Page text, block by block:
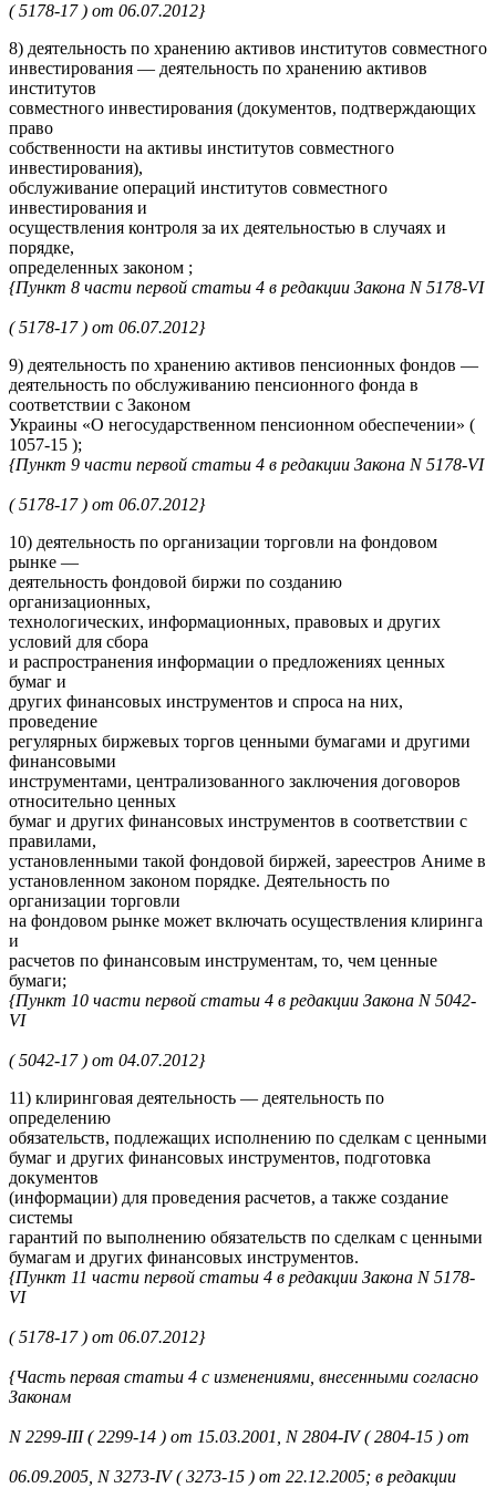
( 5178-17 ) от 06.07.2012}
8) деятельность по хранению активов институтов совместного
инвестирования — деятельность по хранению активов
институтов
совместного инвестирования (документов, подтверждающих
право
собственности на активы институтов совместного
инвестирования),
обслуживание операций институтов совместного
инвестирования и
осуществления контроля за их деятельностью в случаях и
порядке,
определенных законом ;
{Пункт 8 части первой статьи 4 в редакции Закона N 5178-VI
( 5178-17 ) от 06.07.2012}
9) деятельность по хранению активов пенсионных фондов —
деятельность по обслуживанию пенсионного фонда в
соответствии с Законом
Украины «О негосударственном пенсионном обеспечении» (
1057-15 );
{Пункт 9 части первой статьи 4 в редакции Закона N 5178-VI
( 5178-17 ) от 06.07.2012}
10) деятельность по организации торговли на фондовом
рынке —
деятельность фондовой биржи по созданию
организационных,
технологических, информационных, правовых и других
условий для сбора
и распространения информации о предложениях ценных
бумаг и
других финансовых инструментов и спроса на них,
проведение
регулярных биржевых торгов ценными бумагами и другими
финансовыми
инструментами, централизованного заключения договоров
относительно ценных
бумаг и других финансовых инструментов в соответствии с
правилами,
установленными такой фондовой биржей, зареестров Аниме в
установленном законом порядке. Деятельность по
организации торговли
на фондовом рынке может включать осуществления клиринга
и
расчетов по финансовым инструментам, то, чем ценные
бумаги;
{Пункт 10 части первой статьи 4 в редакции Закона N 5042-
VI
( 5042-17 ) от 04.07.2012}
11) клиринговая деятельность — деятельность по
определению
обязательств, подлежащих исполнению по сделкам с ценными
бумаг и других финансовых инструментов, подготовка
документов
(информации) для проведения расчетов, а также создание
системы
гарантий по выполнению обязательств по сделкам с ценными
бумагам и других финансовых инструментов.
{Пункт 11 части первой статьи 4 в редакции Закона N 5178-
VI
( 5178-17 ) от 06.07.2012}
{Часть первая статьи 4 с изменениями, внесенными согласно
Законам
N 2299-III ( 2299-14 ) от 15.03.2001, N 2804-IV ( 2804-15 ) от
06.09.2005, N 3273-IV ( 3273-15 ) от 22.12.2005; в редакции